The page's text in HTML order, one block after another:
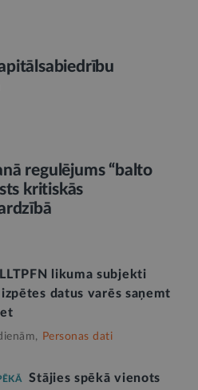
regulējums “balto
kritiskās
likuma subjekti
datus varēs saņemt
Personas dati
Stājies spēkā vienots